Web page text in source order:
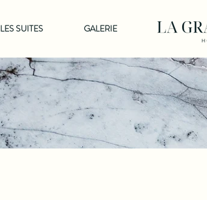
LES SUITES GALERIE